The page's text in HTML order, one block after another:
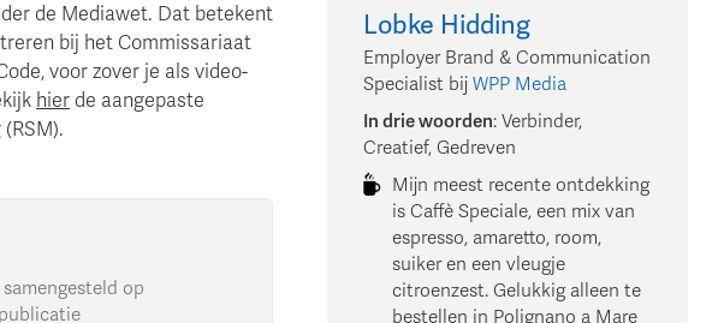
de Mediawet. Dat betekent
bij het Commissariaat
voor zover je als video-
hier de aangepaste
op
Lobke Hidding
Employer Brand & Communication
Specialist bij WPP Media
In drie woorden: Verbinder,
Creatief, Gedreven
Mijn meest recente ontdekking
is Caffè Speciale, een mix van
espresso, amaretto, room,
suiker en een vleugje
citroenzest. Gelukkig alleen te
bestellen in Polignano a Mare